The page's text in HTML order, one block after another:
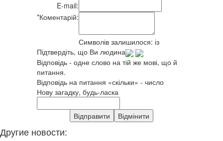
E-mail:
*Коментарій:
Символів залишилося: із
Підтвердіть, що Ви людина
Відповідь - одне слово на тій же мові, що й
питання.
Відповідь на питання «скільки» - число
Нову загадку, будь-ласка
Другие новости: